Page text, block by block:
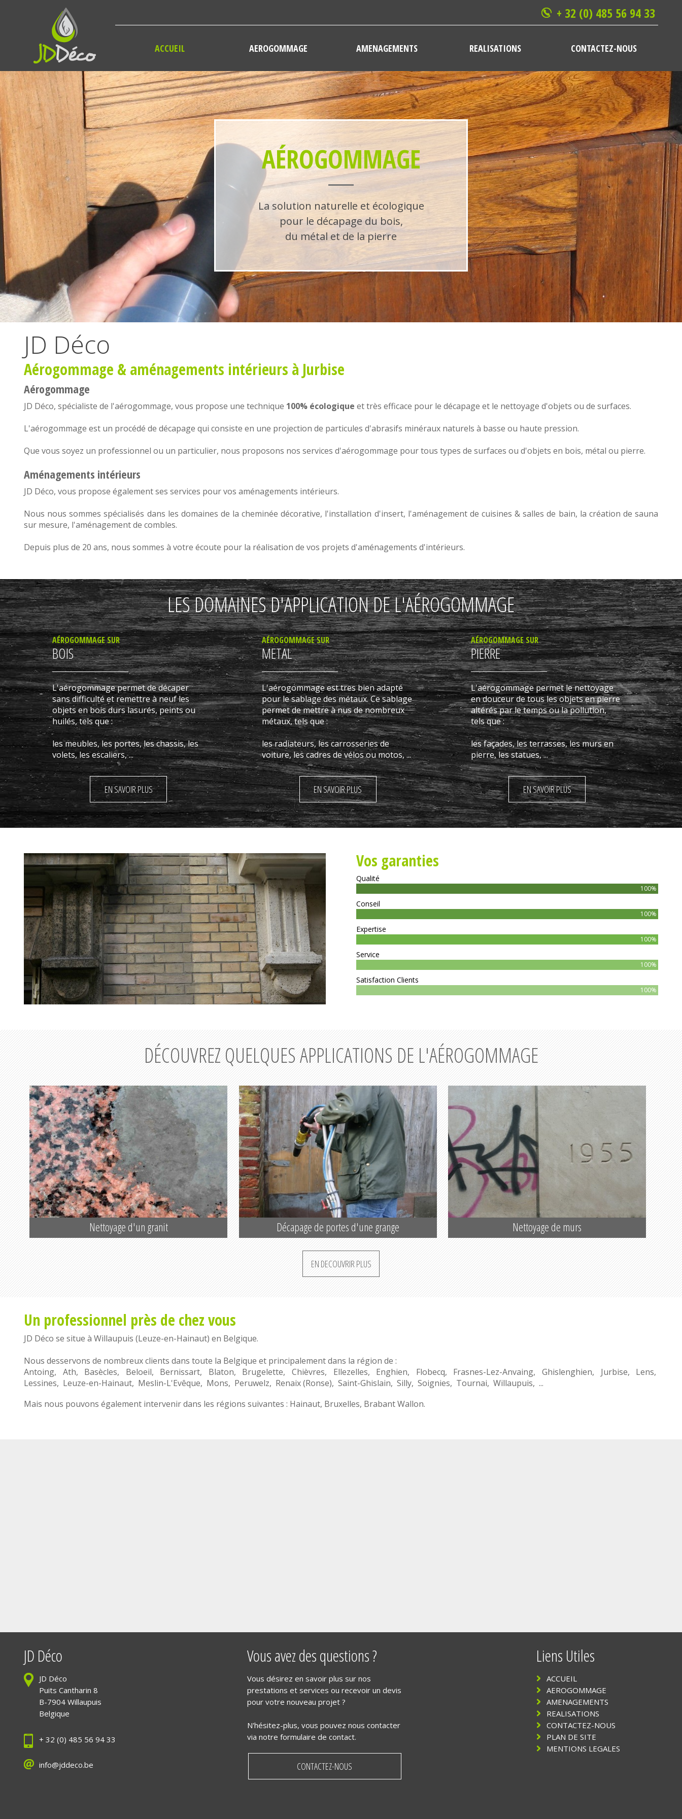
+ 32 (0) 485 56 94 33
ACCUEIL AEROGOMMAGE AMENAGEMENTS REALISATIONS CONTACTEZ-NOUS
AÉROGOMMAGE
La solution naturelle et écologique
pour le décapage du bois,
du métal et de la pierre
JD Déco
Aérogommage &aménagements intérieurs à Jurbise
Aérogommage
JD Déco, spécialiste de l'aérogommage, vous propose une technique 100% écologique et très efficace pour le décapage et le nettoyage d'objets ou de surfaces.
L'aérogommage est un procédé de décapage qui consiste en une projection de particules d'abrasifs minéraux naturels à basse ou haute pression.
Que vous soyez un professionnel ou un particulier, nous proposons nos services d'aérogommage pour tous types de surfaces ou d'objets en bois, métal ou pierre.
Aménagements intérieurs
JD Déco, vous propose également ses services pour vos aménagements intérieurs.
Nous nous sommes spécialisés dans les domaines de lacheminée décorative, l'installation d'insert, l'aménagement decuisines &salles de bain, la création de sauna
sur mesure, l'aménagement de combles.
Depuis plus de 20 ans, nous sommes à votre écoute pour la réalisation de vos projets d'aménagements d'intérieurs.
LES DOMAINES D'APPLICATION DE L'AÉROGOMMAGE
AÉROGOMMAGE SUR
BOIS
L'aérogommage permet de décaper
sans difficulté et remettre à neuf les
objets en bois durs lasurés, peints ou
huilés, tels que :
les meubles, les portes, les chassis, les
volets, les escaliers, ...
EN SAVOIR PLUS
AÉROGOMMAGE SUR
METAL
L'aérogommage est tres bien adapté
pour le sablage des métaux. Ce sablage
permet de mettre à nus de nombreux
métaux, tels que :
les radiateurs, les carrosseries de
voiture, les cadres de vélos ou motos, ...
EN SAVOIR PLUS
AÉROGOMMAGE SUR
PIERRE
L'aérogommage permet le nettoyage
en douceur de tous les objets en pierre
altérés par le temps ou la pollution,
tels que :
les façades, les terrasses, les murs en
pierre, les statues, ...
EN SAVOIR PLUS
Vos garanties
Qualité
100%
Conseil
100%
Expertise
100%
Service
100%
Satisfaction Clients
100%
DÉCOUVREZ QUELQUES APPLICATIONS DE L'AÉROGOMMAGE
Nettoyage d'un granit Décapage de portes d'une grange Nettoyage de murs
EN DECOUVRIR PLUS
Un professionnel près de chez vous
JD Déco se situe à Willaupuis (Leuze-en-Hainaut) en Belgique.
Nous desservons de nombreux clients dans toute la Belgique et principalement dans la région de :
Antoing, Ath, Basècles, Beloeil, Bernissart, Blaton, Brugelette,Chièvres, Ellezelles, Enghien, Flobecq, Frasnes-Lez-Anvaing, Ghislenghien, Jurbise, Lens,
Lessines, Leuze-en-Hainaut, Meslin-L'Evêque, Mons, Peruwelz, Renaix (Ronse), Saint-Ghislain, Silly, Soignies, Tournai, Willaupuis, ...
Mais nous pouvons également intervenir dans les régions suivantes : Hainaut, Bruxelles, Brabant Wallon.
JD Déco
JD Déco
Puits Cantharin 8
B-7904 Willaupuis
Belgique
+ 32 (0) 485 56 94 33
info@jddeco.be
Vous avez des questions ?
Vous désirez en savoir plus sur nos
prestations et services ou recevoir un devis
pour votre nouveau projet ?
N'hésitez-plus, vous pouvez nous contacter
via notre formulaire de contact.
CONTACTEZ-NOUS
Liens Utiles
ACCUEIL
AEROGOMMAGE
AMENAGEMENTS
REALISATIONS
CONTACTEZ-NOUS
PLAN DE SITE
MENTIONS LEGALES